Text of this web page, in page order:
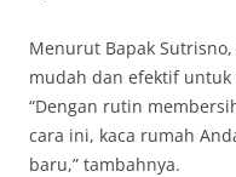
Menurut Bapak
mudah dan efektif
“Dengan rutin
cara ini, kaca rumah
baru,” tambahnya.